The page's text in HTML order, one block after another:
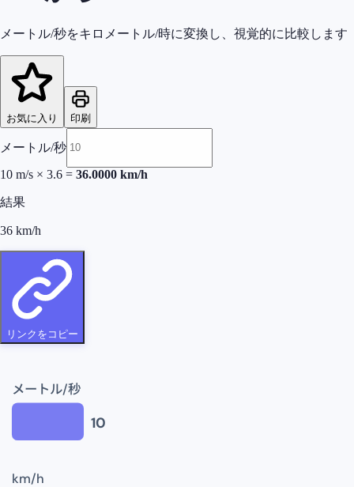
メートル/秒をキロメートル/時に変換し、視覚的に比較します
お気に入り 印刷
メートル/秒
10 m/s × 3.6 = 36.0000 km/h
結果
36 km/h
リンクをコピー
メートル/秒
10
km/h